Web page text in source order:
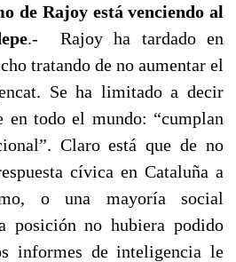
de Rajoy está venciendo al
.- Rajoy ha tardado en
tratando de no aumentar el
Se ha limitado a decir
en todo el mundo: “cumplan
Claro está que de no
cívica en Cataluña a
o una mayoría social
posición no hubiera podido
informes de inteligencia le